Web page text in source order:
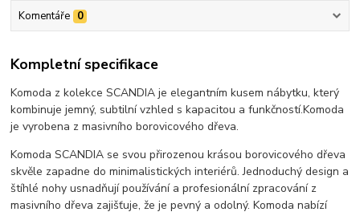
Komentáře 0
Kompletní specifikace
Komoda z kolekce SCANDIA je elegantním kusem nábytku, který
kombinuje jemný, subtilní vzhled s kapacitou a funkčností.Komoda
je vyrobena z masivního borovicového dřeva.
Komoda SCANDIA se svou přirozenou krásou borovicového dřeva
skvěle zapadne do minimalistických interiérů. Jednoduchý design a
štíhlé nohy usnadňují používání a profesionální zpracování z
masivního dřeva zajišťuje, že je pevný a odolný.Komoda nabízí